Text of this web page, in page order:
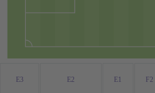
F2
E1
E2
E3